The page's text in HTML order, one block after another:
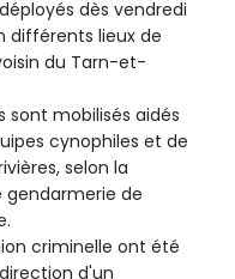
dès vendredi
différents lieux de
du Tarn-et-
sont mobilisés aidés
cynophiles et de
selon la
gendarmerie de
criminelle ont été
d'un